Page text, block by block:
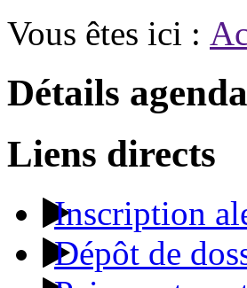
Vous êtes ici :
Détails agenda
Liens directs
Inscription
Dépôt de